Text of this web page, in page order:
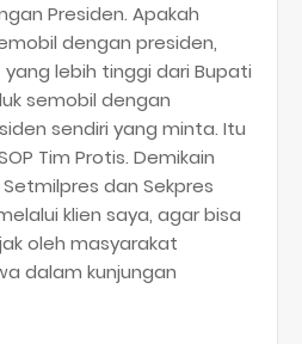
Presiden. Apakah
dengan presiden,
lebih tinggi dari Bupati
semobil dengan
sendiri yang minta. Itu
Tim Protis. Demikain
dan Sekpres
klien saya, agar bisa
oleh masyarakat
dalam kunjungan